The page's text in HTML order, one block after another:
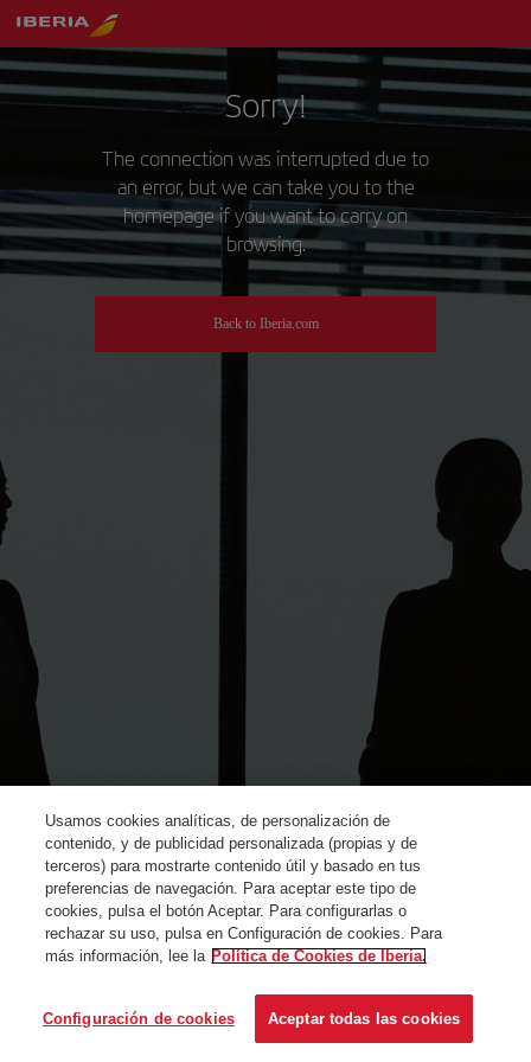
Sorry!
The connection was interrupted due to
an error, but we can take you to the
homepage if you want to carry on
browsing.
Back to Iberia.com
Usamos cookies analíticas, de personalización de
contenido, y de publicidad personalizada (propias y de
terceros) para mostrarte contenido útil y basado en tus
preferencias de navegación. Para aceptar este tipo de
cookies, pulsa el botón Aceptar. Para configurarlas o
rechazar su uso, pulsa en Configuración de cookies. Para
más información, lee la Política de Cookies de Iberia.
Configuración de cookies Aceptar todas las cookies